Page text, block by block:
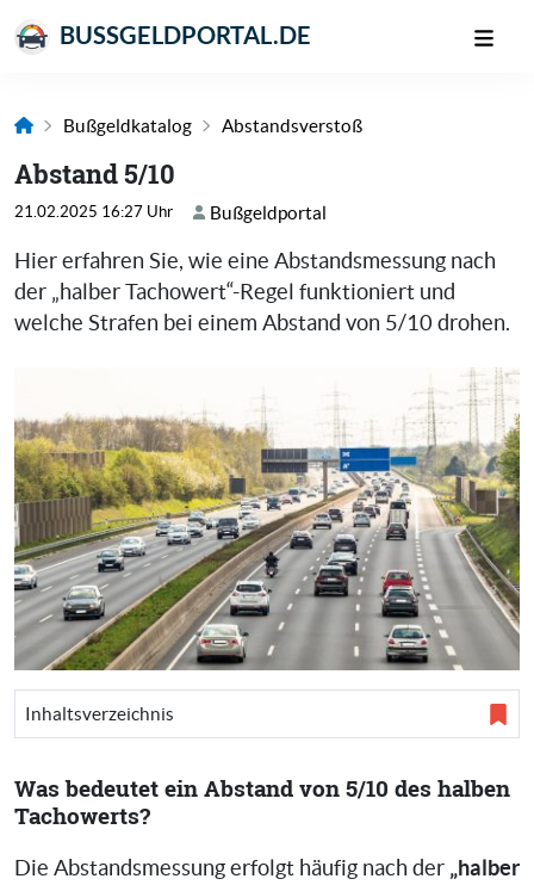
BUSSGELDPORTAL.DE
Bußgeldkatalog Abstandsverstoß
Abstand 5/10
21.02.2025 16:27 Uhr Bußgeldportal
Hier erfahren Sie, wie eine Abstandsmessung nach
der „halber Tachowert“-Regel funktioniert und
welche Strafen bei einem Abstand von 5/10 drohen.
Inhaltsverzeichnis
Was bedeutet ein Abstand von 5/10 des halben
Tachowerts?
Die Abstandsmessung erfolgt häufig nach der „halber